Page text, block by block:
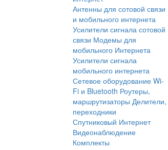
Антенны для сотовой связи
и мобильного интернета
Усилители сигнала сотовой
связи Модемы для
мобильного Интернета
Усилители сигнала
мобильного интернета
Сетевое оборудование Wi-
Fi и Bluetooth Роутеры,
маршрутизаторы Делители,
переходники
Спутниковый Интернет
Видеонаблюдение
Комплекты